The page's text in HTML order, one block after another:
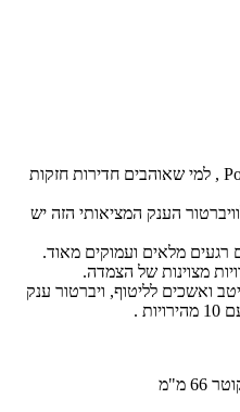
ויברטור ריאליסטי Power Captain Red , למי שאוהבים חדירות חזקות
הענק המציאותי הזה יש
מצוינות של הצמדה.
ואשכים לליטוף, ויברטור ענק
.